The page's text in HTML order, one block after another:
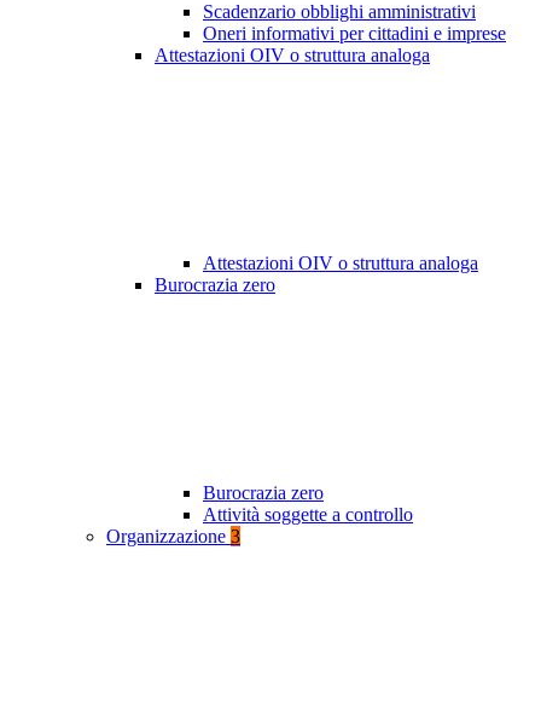
Scadenzario obblighi amministrativi
Oneri informativi per cittadini e imprese
Attestazioni OIV o struttura analoga
Attestazioni OIV o struttura analoga
Burocrazia zero
Burocrazia zero
Attività soggette a controllo
Organizzazione 3